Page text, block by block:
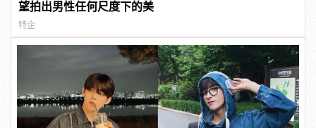
望拍出男性任何尺度下的美
特企